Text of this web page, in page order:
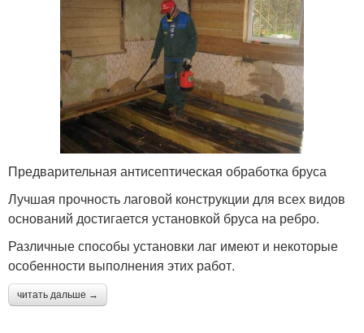
Предварительная антисептическая обработка бруса
Лучшая прочность лаговой конструкции для всех видов
оснований достигается установкой бруса на ребро.
Различные способы установки лаг имеют и некоторые
особенности выполнения этих работ.
читать дальше →